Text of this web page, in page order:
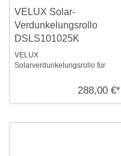
VELUX Solar-
Verdunkelungsrollo
DSLS101025K
VELUX
Solarverdunkelungsrollo für
Schiene, io-homecontrol288,00 €*